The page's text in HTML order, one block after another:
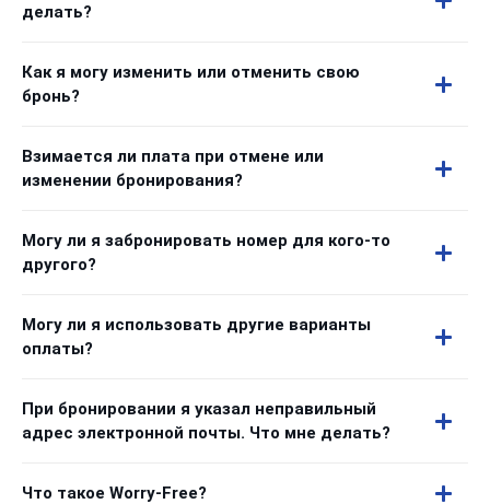
делать?
Как я могу изменить или отменить свою
бронь?
Взимается ли плата при отмене или
изменении бронирования?
Могу ли я забронировать номер для кого-то
другого?
Могу ли я использовать другие варианты
оплаты?
При бронировании я указал неправильный
адрес электронной почты. Что мне делать?
Что такое Worry-Free?